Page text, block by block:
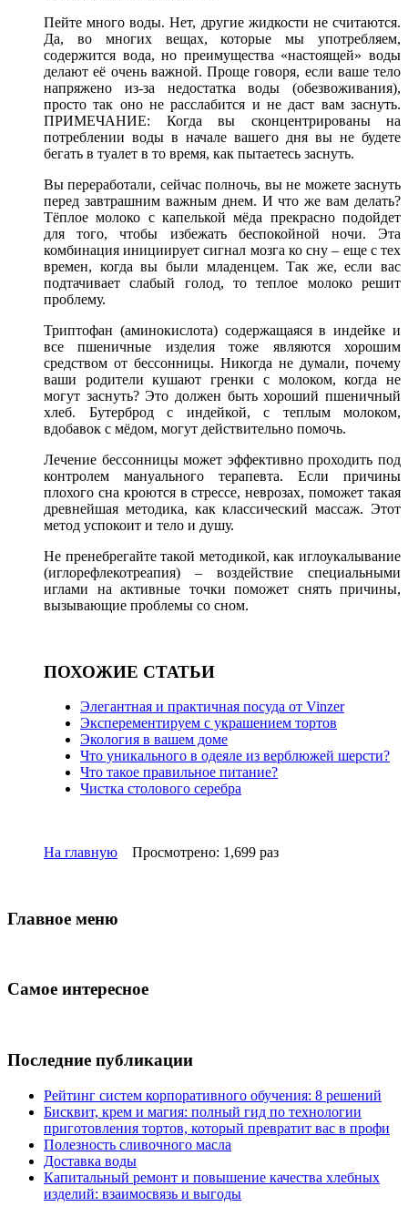
Пейте много воды. Нет, другие жидкости не считаются.
Да, во многих вещах, которые мы употребляем,
содержится вода, но преимущества «настоящей» воды
делают её очень важной. Проще говоря, если ваше тело
напряжено из-за недостатка воды (обезвоживания),
просто так оно не расслабится и не даст вам заснуть.
ПРИМЕЧАНИЕ: Когда вы сконцентрированы на
потреблении воды в начале вашего дня вы не будете
бегать в туалет в то время, как пытаетесь заснуть.
Вы переработали, сейчас полночь, вы не можете заснуть
перед завтрашним важным днем. И что же вам делать?
Тёплое молоко с капелькой мёда прекрасно подойдет
для того, чтобы избежать беспокойной ночи. Эта
комбинация инициирует сигнал мозга ко сну – еще с тех
времен, когда вы были младенцем. Так же, если вас
подтачивает слабый голод, то теплое молоко решит
проблему.
Триптофан (аминокислота) содержащаяся в индейке и
все пшеничные изделия тоже являются хорошим
средством от бессонницы. Никогда не думали, почему
ваши родители кушают гренки с молоком, когда не
могут заснуть? Это должен быть хороший пшеничный
хлеб. Бутерброд с индейкой, с теплым молоком,
вдобавок с мёдом, могут действительно помочь.
Лечение бессонницы может эффективно проходить под
контролем мануального терапевта. Если причины
плохого сна кроются в стрессе, неврозах, поможет такая
древнейшая методика, как классический массаж. Этот
метод успокоит и тело и душу.
Не пренебрегайте такой методикой, как иглоукалывание
(иглорефлекотреапия) – воздействие специальными
иглами на активные точки поможет снять причины,
вызывающие проблемы со сном.
ПОХОЖИЕ СТАТЬИ
Элегантная и практичная посуда от Vinzer
Эксперементируем с украшением тортов
Экология в вашем доме
Что уникального в одеяле из верблюжей шерсти?
Что такое правильное питание?
Чистка столового серебра
На главную Просмотрено: 1,699 раз
Главное меню
Самое интересное
Последние публикации
Рейтинг систем корпоративного обучения: 8 решений
Бисквит, крем и магия: полный гид по технологии
приготовления тортов, который превратит вас в профи
Полезность сливочного масла
Доставка воды
Капитальный ремонт и повышение качества хлебных
изделий: взаимосвязь и выгоды